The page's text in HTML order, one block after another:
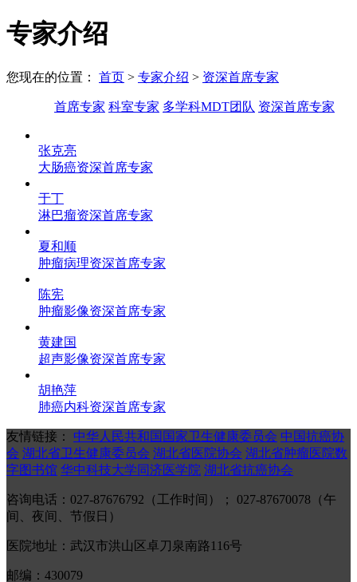
专家介绍
您现在的位置： 首页 > 专家介绍 > 资深首席专家
首席专家 科室专家 多学科MDT团队 资深首席专家
张克亮
大肠癌资深首席专家
于丁
淋巴瘤资深首席专家
夏和顺
肿瘤病理资深首席专家
陈宪
肿瘤影像资深首席专家
黄建国
超声影像资深首席专家
胡艳萍
肺癌内科资深首席专家
友情链接： 中华人民共和国国家卫生健康委员会 中国抗癌协
会 湖北省卫生健康委员会 湖北省医院协会 湖北省肿瘤医院数
字图书馆 华中科技大学同济医学院 湖北省抗癌协会
咨询电话：027-87676792（工作时间）； 027-87670078（午
间、夜间、节假日）
医院地址：武汉市洪山区卓刀泉南路116号
邮编：430079